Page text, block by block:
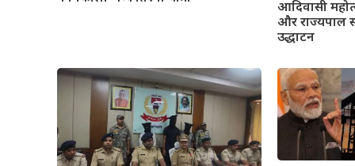
आदिवासी
और राज्यपाल
उद्धाटन